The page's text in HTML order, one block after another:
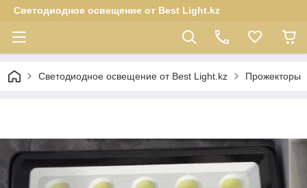
Светодиодное освещение от Best Light.kz
Светодиодное освещение от Best Light.kz Прожекторы